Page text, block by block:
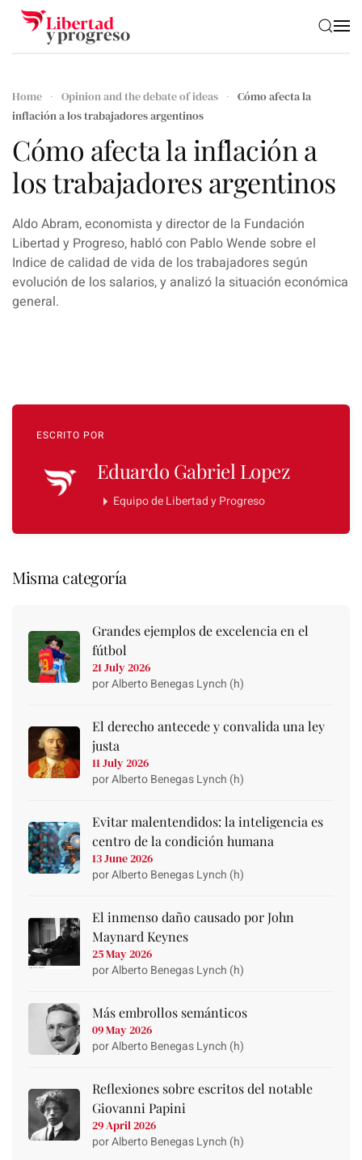
Skip to main content
Home Opinion and the debate of ideas
Cómo afecta la
inflación a los trabajadores argentinos
Cómo afecta la inflación a
los trabajadores argentinos
Aldo Abram, economista y director de la Fundación
Libertad y Progreso, habló con Pablo Wende sobre el
Indice de calidad de vida de los trabajadores según
evolución de los salarios, y analizó la situación económica
general.
ESCRITO POR
Eduardo Gabriel Lopez
Equipo de Libertad y Progreso
Misma categoría
Grandes ejemplos de excelencia en el
fútbol
21 July 2026
por Alberto Benegas Lynch (h)
El derecho antecede y convalida una ley
justa
11 July 2026
por Alberto Benegas Lynch (h)
Evitar malentendidos: la inteligencia es
centro de la condición humana
13 June 2026
por Alberto Benegas Lynch (h)
El inmenso daño causado por John
Maynard Keynes
25 May 2026
por Alberto Benegas Lynch (h)
Más embrollos semánticos
09 May 2026
por Alberto Benegas Lynch (h)
Reflexiones sobre escritos del notable
Giovanni Papini
29 April 2026
por Alberto Benegas Lynch (h)